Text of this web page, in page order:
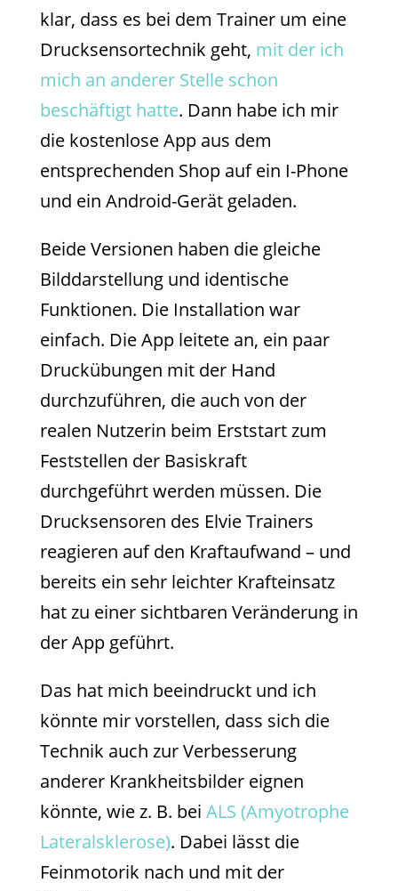
klar, dass es bei dem Trainer um eine
Drucksensortechnik geht, mit der ich
mich an anderer Stelle schon
beschäftigt hatte. Dann habe ich mir
die kostenlose App aus dem
entsprechenden Shop auf ein I-Phone
und ein Android-Gerät geladen.
Beide Versionen haben die gleiche
Bilddarstellung und identische
Funktionen. Die Installation war
einfach. Die App leitete an, ein paar
Druckübungen mit der Hand
durchzuführen, die auch von der
realen Nutzerin beim Erststart zum
Feststellen der Basiskraft
durchgeführt werden müssen. Die
Drucksensoren des Elvie Trainers
reagieren auf den Kraftaufwand – und
bereits ein sehr leichter Krafteinsatz
hat zu einer sichtbaren Veränderung in
der App geführt.
Das hat mich beeindruckt und ich
könnte mir vorstellen, dass sich die
Technik auch zur Verbesserung
anderer Krankheitsbilder eignen
könnte, wie z. B. bei ALS (Amyotrophe
Lateralsklerose). Dabei lässt die
Feinmotorik nach und mit der